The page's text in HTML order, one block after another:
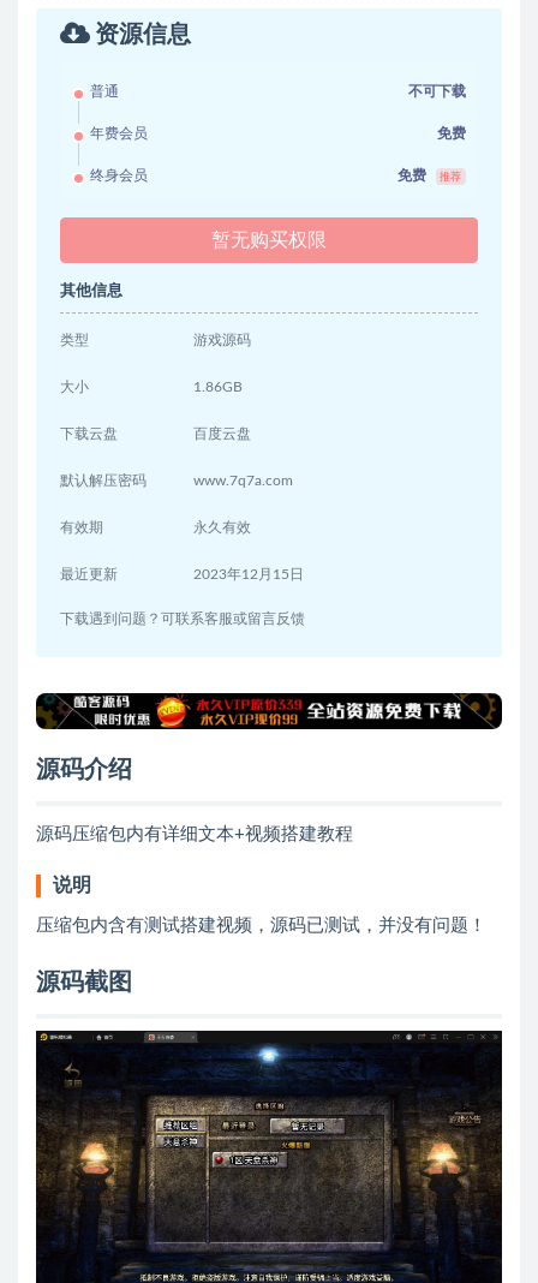
资源信息
普通 不可下载
年费会员 免费
终身会员 免费 推荐
暂无购买权限
其他信息
类型 游戏源码
大小 1.86GB
下载云盘 百度云盘
默认解压密码 www.7q7a.com
有效期 永久有效
最近更新 2023年12月15日
下载遇到问题？可联系客服或留言反馈
源码介绍
源码压缩包内有详细文本+视频搭建教程
说明
压缩包内含有测试搭建视频，源码已测试，并没有问题！
源码截图